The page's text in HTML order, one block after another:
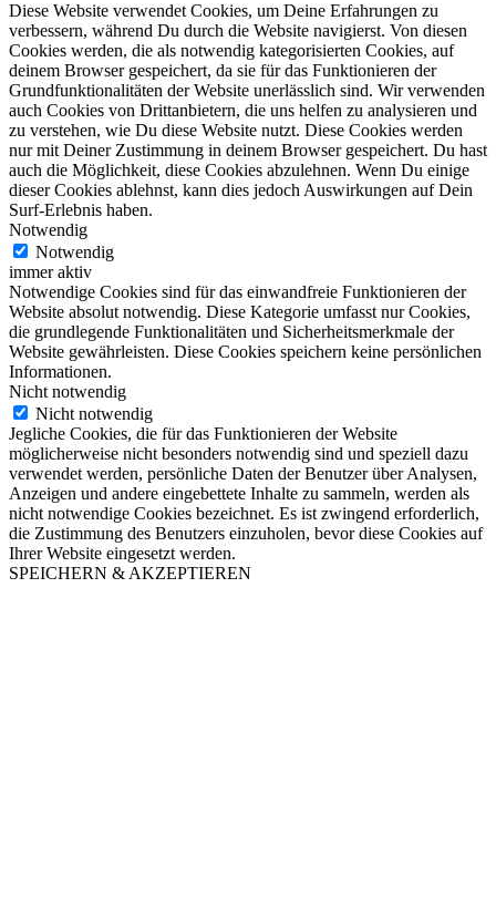
Diese Website verwendet Cookies, um Deine Erfahrungen zu
verbessern, während Du durch die Website navigierst. Von diesen
Cookies werden, die als notwendig kategorisierten Cookies, auf
deinem Browser gespeichert, da sie für das Funktionieren der
Grundfunktionalitäten der Website unerlässlich sind. Wir verwenden
auch Cookies von Drittanbietern, die uns helfen zu analysieren und
zu verstehen, wie Du diese Website nutzt. Diese Cookies werden
nur mit Deiner Zustimmung in deinem Browser gespeichert. Du hast
auch die Möglichkeit, diese Cookies abzulehnen. Wenn Du einige
dieser Cookies ablehnst, kann dies jedoch Auswirkungen auf Dein
Surf-Erlebnis haben.
Notwendig
Notwendig
immer aktiv
Notwendige Cookies sind für das einwandfreie Funktionieren der
Website absolut notwendig. Diese Kategorie umfasst nur Cookies,
die grundlegende Funktionalitäten und Sicherheitsmerkmale der
Website gewährleisten. Diese Cookies speichern keine persönlichen
Informationen.
Nicht notwendig
Nicht notwendig
Jegliche Cookies, die für das Funktionieren der Website
möglicherweise nicht besonders notwendig sind und speziell dazu
verwendet werden, persönliche Daten der Benutzer über Analysen,
Anzeigen und andere eingebettete Inhalte zu sammeln, werden als
nicht notwendige Cookies bezeichnet. Es ist zwingend erforderlich,
die Zustimmung des Benutzers einzuholen, bevor diese Cookies auf
Ihrer Website eingesetzt werden.
SPEICHERN & AKZEPTIEREN